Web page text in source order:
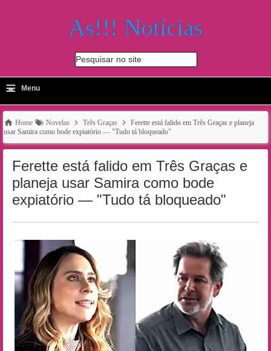
As!!! Notícias
Pesquisar no site
-
≡ Menu
Home Novelas Três Graças
Ferette está falido em Três Graças e planeja
usar Samira como bode expiatório — "Tudo tá bloqueado"
Ferette está falido em Três Graças e
planeja usar Samira como bode
expiatório — "Tudo tá bloqueado"